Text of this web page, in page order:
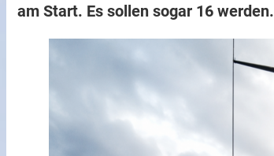
am Start. Es sollen sogar 16 werden.